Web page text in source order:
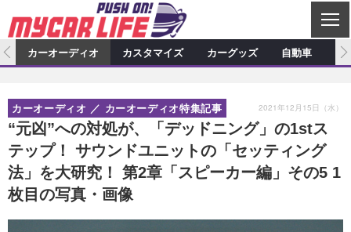
C
L
S
E
カーオーディオ
プロショップ検索 ショップ訪問記
カーオーディオニュース デモカー製作記
その他
カスタマイズ特集記事 カスタマイズ新製品情報
カスタマイズニュース
カーグッズ
カーグッズ特集記事 カーグッズ新製品情報
カーグッズニュース
自動車
ニュース
スクープ
アクセスランキング
カーオーディオ カスタマイズ カーグッズ 自動車
“元凶”への対処が、「デッドニング」の1stス
テップ！ サウンドユニットの「セッティング
法」を大研究！ 第2章「スピーカー編」その5 1
枚目の写真・画像
カーオーディオ カーオーディオ特集記事 2021年12月15日（水）